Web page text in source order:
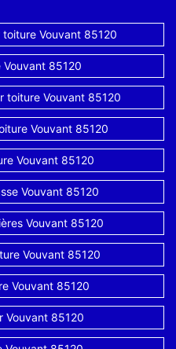
Vouvant 85120
85120
toiture Vouvant 85120
Vouvant 85120
Vouvant 85120
Vouvant 85120
Vouvant 85120
Vouvant 85120
Vouvant 85120
Vouvant 85120